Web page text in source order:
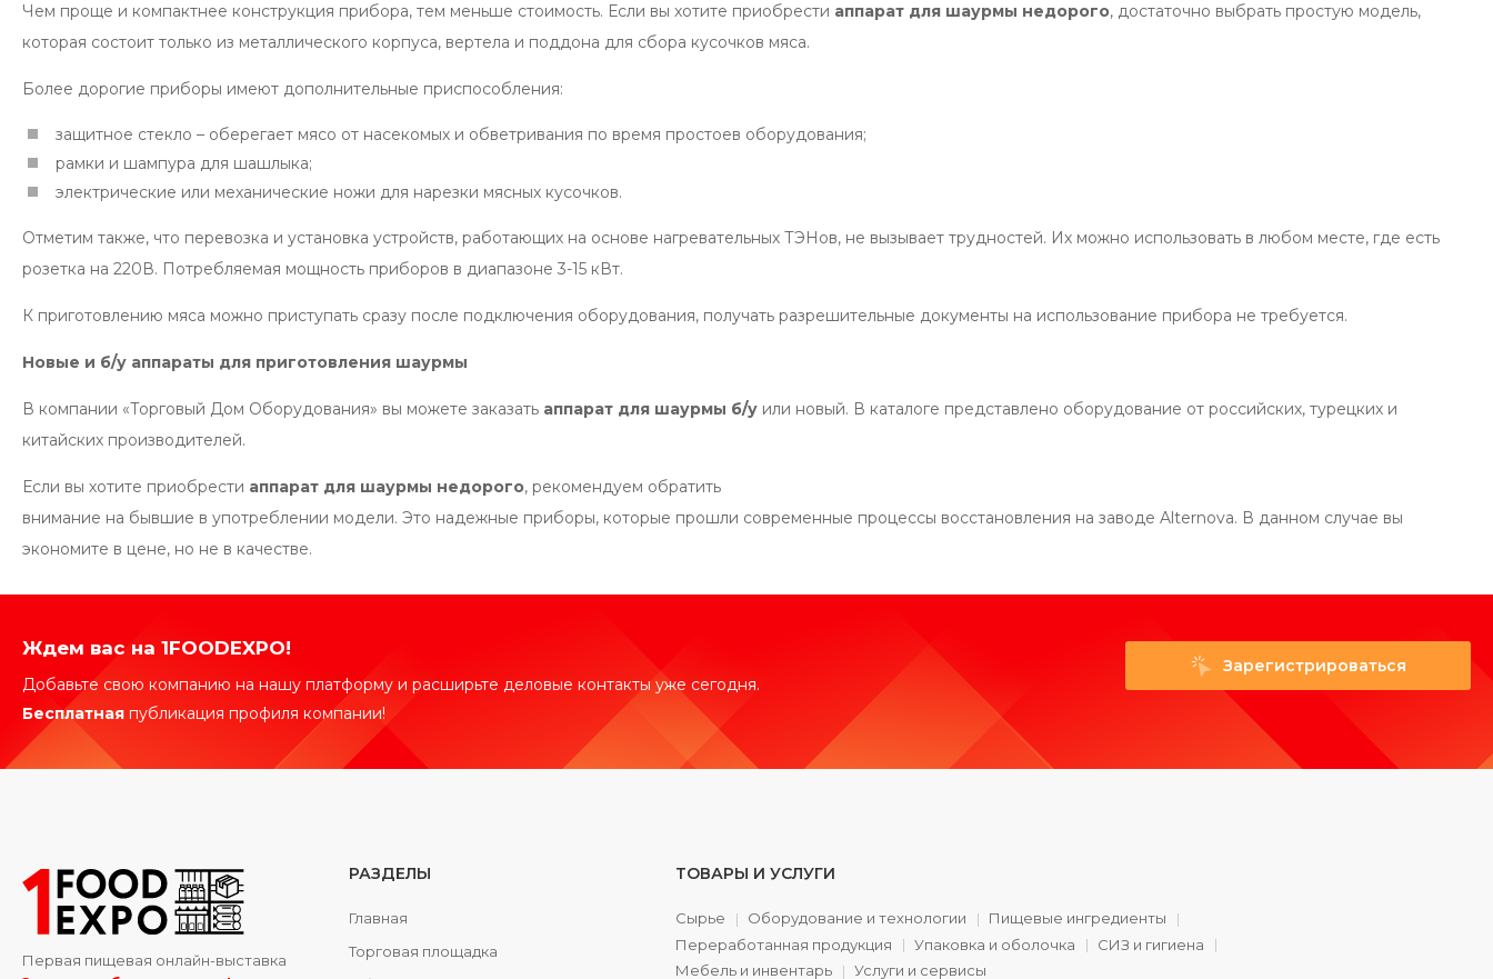
Чем проще и компактнее конструкция прибора, тем меньше стоимость. Если вы хотите приобрести аппарат для шаурмы недорого, достаточно выбрать простую модель,
которая состоит только из металлического корпуса, вертела и поддона для сбора кусочков мяса.
Более дорогие приборы имеют дополнительные приспособления:
защитное стекло – оберегает мясо от насекомых и обветривания по время простоев оборудования;
рамки и шампура для шашлыка;
электрические или механические ножи для нарезки мясных кусочков.
Отметим также, что перевозка и установка устройств, работающих на основе нагревательных ТЭНов, не вызывает трудностей. Их можно использовать в любом месте, где есть
розетка на 220В. Потребляемая мощность приборов в диапазоне 3-15 кВт.
К приготовлению мяса можно приступать сразу после подключения оборудования, получать разрешительные документы на использование прибора не требуется.
Новые и б/у аппараты для приготовления шаурмы
В компании «Торговый Дом Оборудования» вы можете заказать аппарат для шаурмы б/у или новый. В каталоге представлено оборудование от российских, турецких и
китайских производителей.
Если вы хотите приобрести аппарат для шаурмы недорого, рекомендуем обратить
внимание на бывшие в употреблении модели. Это надежные приборы, которые прошли современные процессы восстановления на заводе Alternova. В данном случае вы
экономите в цене, но не в качестве.
Ждем вас на 1FOODEXPO!
Добавьте свою компанию на нашу платформу и расширьте деловые контакты уже сегодня.
Бесплатная публикация профиля компании!
Зарегистрироваться
Первая пищевая онлайн-выставка
РАЗДЕЛЫ
Главная
Торговая площадка
ТОВАРЫ И УСЛУГИ
Сырье Оборудование и технологии
Пищевые ингредиенты
Переработанная продукция
Упаковка и оболочка
СИЗ и гигиена
Мебель и инвентарь
Услуги и сервисы